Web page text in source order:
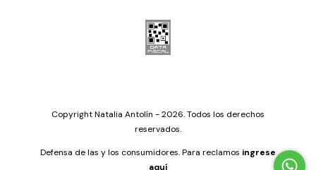
Copyright Natalia Antolín - 2026. Todos los derechos
reservados.
Defensa de las y los consumidores. Para reclamos ingrese
aquí